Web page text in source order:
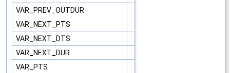
VAR_PREV_OUTDUR
VAR_NEXT_PTS
VAR_NEXT_DTS
VAR_NEXT_DUR
VAR_PTS